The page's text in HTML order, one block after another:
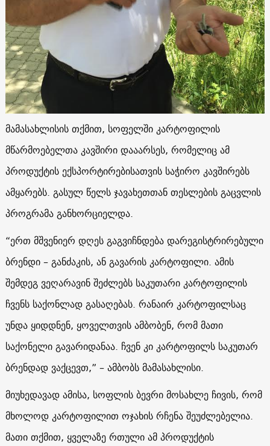
მამასახლისის თქმით, სოფელში კარტოფილის
მწარმოებელთა კავშირი დააარსეს, რომელიც ამ
პროდუქტის ექსპორტირებისათვის საჭირო კავშირებს
ამყარებს. გასულ წელს ჯავახეთთან თესლების გაცვლის
პროგრამა განხორციელდა.
“ერთ მშვენიერ დღეს გაგვიჩნდება დარეგისტრირებული
ბრენდი – განძაკის, ან გავარის კარტოფილი. ამის
შემდეგ ვეღარავინ შეძლებს საკუთარი კარტოფილის
ჩვენს საქონლად გასაღებას. რანაირ კარტოფილსაც
უნდა ყიდდნენ, ყოველთვის ამბობენ, რომ მათი
საქონელი გავარიდანაა. ჩვენ კი კარტოფილს საკუთარ
ბრენდად ვაქცევთ,” – ამბობს მამასახლისი.
მიუხედავად ამისა, სოფლის ბევრი მოსახლე ჩივის, რომ
მხოლოდ კარტოფილით ოჯახის რჩენა შეუძლებელია.
მათი თქმით, ყველაზე რთული ამ პროდუქტის